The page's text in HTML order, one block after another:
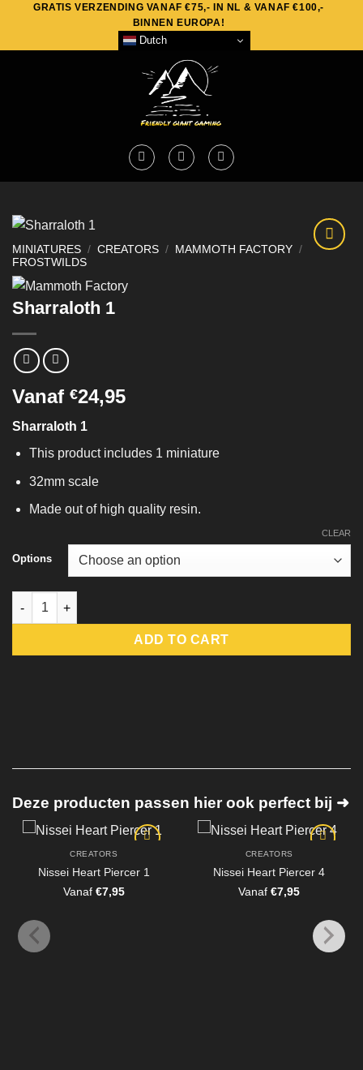
content
GRATIS VERZENDING VANAF €75,- IN NL & VANAF €100,-
BINNEN EUROPA!
Dutch
MINIATURES / CREATORS / MAMMOTH FACTORY /
FROSTWILDS
Sharraloth 1
Vanaf €24,95
Sharraloth 1
This product includes 1 miniature
32mm scale
Made out of high quality resin.
Options
CLEAR
Sharraloth 1 quantity
ADD TO CART
Deze producten passen hier ook perfect bij ➜
CREATORS
Nissei Heart Piercer 1
Vanaf €7,95
CREATORS
Nissei Heart Piercer 4
Vanaf€7,95